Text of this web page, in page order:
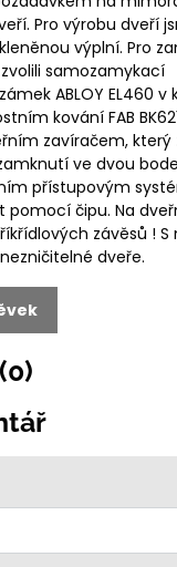
Pro výrobu dveří
výplní. Pro
samozamykací
ABLOY EL460 v
kování FAB
zavíračem, který
ve dvou
přístupovým
čipu. Na
závěsů ! S
dveře.